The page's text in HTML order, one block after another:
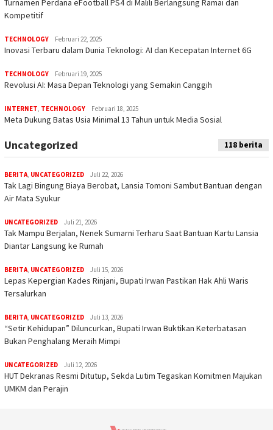
Kompetitif
TECHNOLOGY Februari 22, 2025
Inovasi Terbaru dalam Dunia Teknologi: AI dan Kecepatan Internet 6G
TECHNOLOGY Februari 19, 2025
Revolusi AI: Masa Depan Teknologi yang Semakin Canggih
INTERNET TECHNOLOGY Februari 18, 2025
Meta Dukung Batas Usia Minimal 13 Tahun untuk Media Sosial
Uncategorized 118 berita
BERITA, UNCATEGORIZED Juli 22, 2026
Tak Lagi Bingung Biaya Berobat, Lansia Tomoni Sambut Bantuan dengan
Air Mata Syukur
UNCATEGORIZED Juli 21, 2026
Tak Mampu Berjalan, Nenek Sumarni Terharu Saat Bantuan Kartu Lansia
Diantar Langsung ke Rumah
BERITA, UNCATEGORIZED Juli 15, 2026
Lepas Kepergian Kades Rinjani, Bupati Irwan Pastikan Hak Ahli Waris
Tersalurkan
BERITA, UNCATEGORIZED Juli 13, 2026
“Setir Kehidupan” Diluncurkan, Bupati Irwan Buktikan Keterbatasan
Bukan Penghalang Meraih Mimpi
UNCATEGORIZED Juli 12, 2026
HUT Dekranas Resmi Ditutup, Sekda Lutim Tegaskan Komitmen Majukan
UMKM dan Perajin